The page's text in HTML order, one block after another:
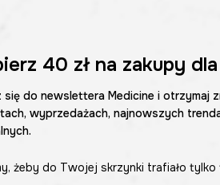
40 złna zakupy
się do newslettera Medicine i otrzymaj
wyprzedażach, najnowszych
żeby do Twojej skrzynki trafiało